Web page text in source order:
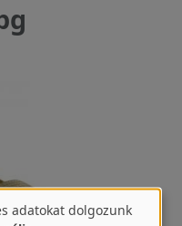
adatokat dolgozunk